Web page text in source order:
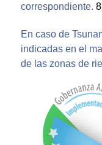
correspondiente.
En caso de
indicadas en el
de las zonas de